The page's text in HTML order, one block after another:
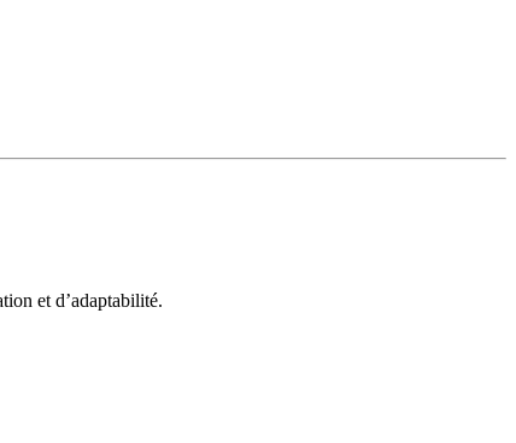
et d’adaptabilité.